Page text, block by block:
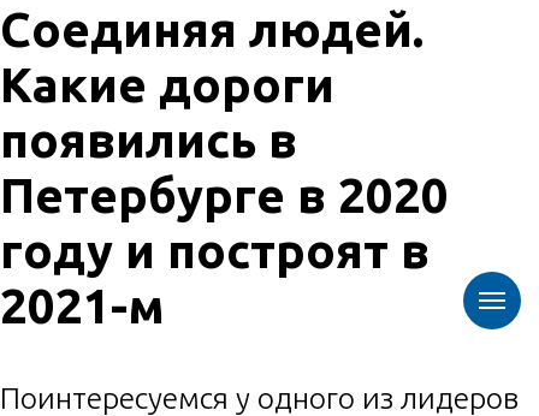
Соединяя людей.
Какие дороги
появились в
Петербурге в 2020
году и построят в
2021-м
Поинтересуемся у одного из лидеров